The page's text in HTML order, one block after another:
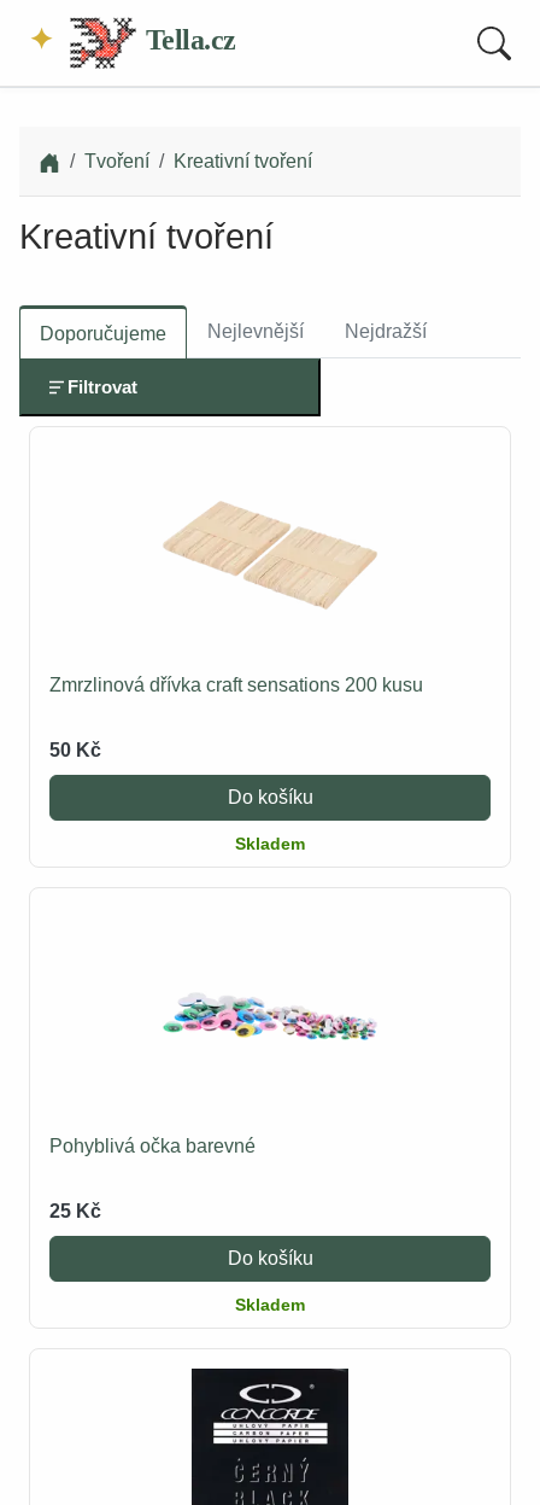
Tella.cz
Tvoření Kreativní tvoření
Kreativní tvoření
Doporučujeme Nejlevnější Nejdražší
Filtrovat
Zmrzlinová dřívka craft sensations 200 kusu
50 Kč
Do košíku
Skladem
Pohyblivá očka barevné
25 Kč
Do košíku
Skladem